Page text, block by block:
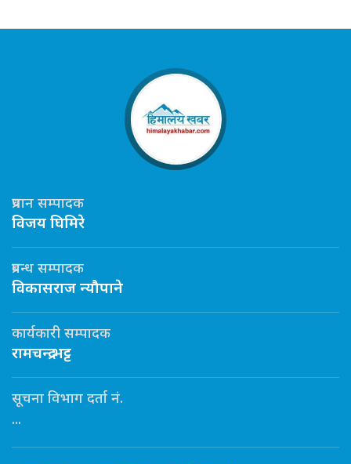
प्रधान सम्पादक
विजय घिमिरे
प्रबन्ध सम्पादक
विकासराज न्यौपाने
कार्यकारी सम्पादक
रामचन्द्र भट्ट
सूचना विभाग दर्ता नं.
...